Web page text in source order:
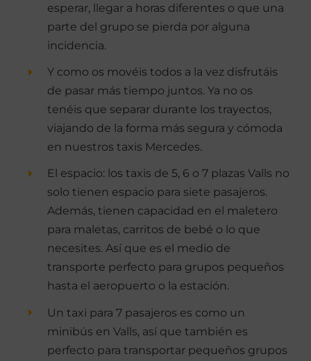
esperar, llegar a horas diferentes o que una
parte del grupo se pierda por alguna
incidencia.
Y como os movéis todos a la vez disfrutáis
de pasar más tiempo juntos. Ya no os
tenéis que separar durante los trayectos,
viajando de la forma más segura y cómoda
en nuestros taxis Mercedes.
El espacio: los taxis de 5, 6 o 7 plazas Valls no
solo tienen espacio para siete pasajeros.
Además, tienen capacidad en el maletero
para maletas, carritos de bebé o lo que
necesites. Así que es el medio de
transporte perfecto para grupos pequeños
hasta el aeropuerto o la estación.
Un taxi para 7 pasajeros es como un
minibús en Valls, así que también es
perfecto para transportar pequeños grupos